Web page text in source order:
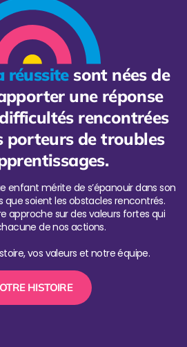
réussitesont nées de
une réponse
rencontrées
porteurs de troubles
enfant mérite de s’épanouir dans son
que soient les obstacles rencontrés.
approche sur des valeurs fortes qui
de nos actions.
vos valeurs et notre équipe.
HISTOIRE